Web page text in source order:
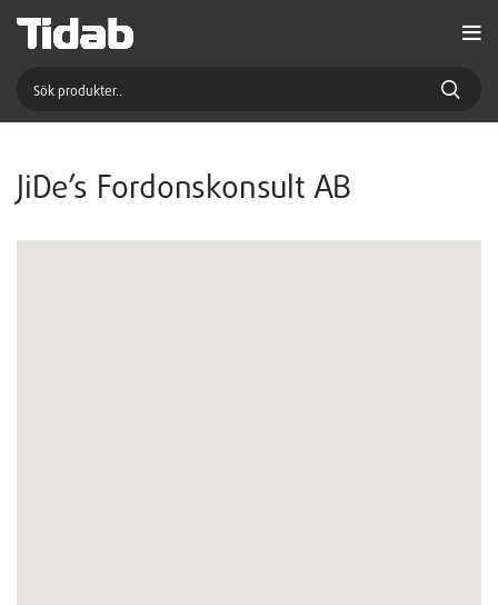
JiDe’s Fordonskonsult AB